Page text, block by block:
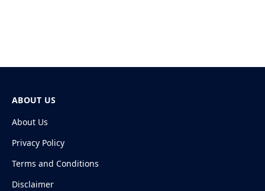
ABOUT US
About Us
Privacy Policy
Terms and Conditions
Disclaimer